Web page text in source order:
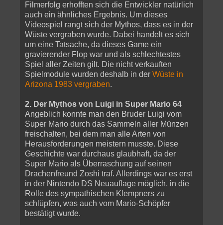
Filmerfolg erhofften sich die Entwickler natürlich
auch ein ähnliches Ergebnis. Um dieses
Videospiel rangt sich der Mythos, dass es in der
Wüste vergraben wurde. Dabei handelt es sich
um eine Tatsache, da dieses Game ein
gravierender Flop war und als schlechtestes
Spiel aller Zeiten gilt. Die nicht verkauften
Spielmodule wurden deshalb in der Wüste in
Arizona 1983 vergraben.
2. Der Mythos von Luigi in Super Mario 64
Angeblich konnte man den Bruder Luigi vom
Super Mario durch das Sammeln aller Münzen
freischalten, bei dem man alle Arten von
Herausforderungen meistern musste. Diese
Geschichte war durchaus glaubhaft, da der
Super Mario als Überraschung auf seinen
Drachenfreund Zoshi traf. Allerdings war es erst
in der Nintendo DS Neuauflage möglich, in die
Rolle des sympathischen Klempners zu
schlüpfen, was auch vom Mario-Schöpfer
bestätigt wurde.